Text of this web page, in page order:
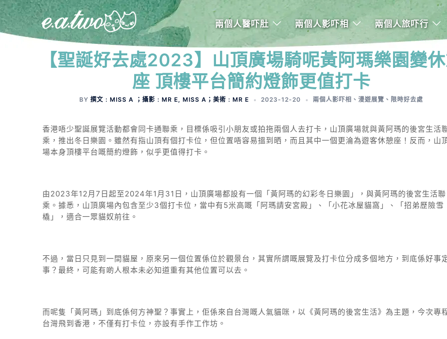
兩個人醫吓肚 兩個人影吓相 兩個人旅吓行
【聖誕好去處2023】山頂廣場騎呢黃阿瑪樂園變
座 頂樓平台簡約燈飾更值打卡
BY撰文﹕MISS A ；攝影﹕MR E, MISS A；美術﹕MR E 2023-12-20 兩個人影吓相 、漫遊展覽 、 限時好去處
香港唔少聖誕展覽活動都會同卡通聯乘，目標係吸引小朋友或拍拖兩個人去打卡，山頂廣場就與黃阿瑪的後宮生活
乘，推出冬日樂園。雖然有指山頂有個打卡位，但位置唔容易搵到晒，而且其中一個更淪為遊客休憩座！反而，山
場本身頂樓平台嘅簡約燈飾，似乎更值得打卡。
由2023年12月7日起至2024年1月31日，山頂廣場都設有一個「黃阿瑪的幻彩冬日樂園」，與黃阿瑪的後宮生活聯
乘。據悉，山頂廣場內包含至少3個打卡位，當中有5米高嘅「阿瑪請安宮殿」、「小花冰屋貓窩」、「招弟歷險雪
橇」，適合一眾貓奴前往。
不過，當日只見到一間貓屋，原來另一個位置係位於觀景台，其實所謂嘅展覽及打卡位分成多個地方，到底係好事
事？最終，可能有啲人根本未必知道重有其他位置可以去。
而呢隻「黃阿瑪」到底係何方神聖？事實上，佢係來自台灣嘅人氣貓咪，以《黃阿瑪的後宮生活》為主題，今次專
台灣飛到香港，不僅有打卡位，亦設有手作工作坊。